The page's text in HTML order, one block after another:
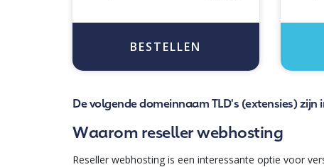
BESTELLEN
De volgende domeinnaam TLD's (extensies)
Waarom reseller webhosting
Reseller webhosting is een interessante optie voor